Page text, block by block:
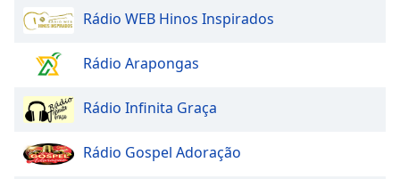
Rádio WEB Hinos Inspirados
Rádio Arapongas
Rádio Infinita Graça
Rádio Gospel Adoração